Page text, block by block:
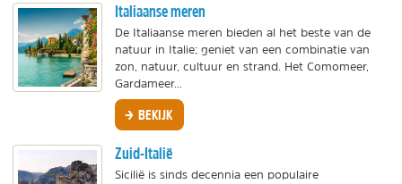
Italiaanse meren
De Italiaanse meren bieden al het beste van de
natuur in Italie; geniet van een combinatie van
zon, natuur, cultuur en strand. Het Comomeer,
Gardameer...
BEKIJK
Zuid-Italië
Sicilië is sinds decennia een populaire